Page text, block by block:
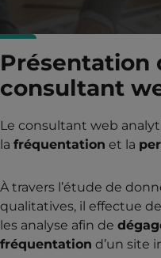
Présentation
consultant
Le consultant web
la fréquentation et la
À travers l’étude de
qualitatives, il effectue
les analyse afin de
fréquentation d’un site